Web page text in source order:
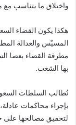
واختلاق ما يتناسب
هكذا يكون القضاء
المسيّس والعدالة
مطرقة القضاء بعصا
بها الشعب.
نُطالب السلطات
بإجراء محاكمات
لتحقيق مصالحها على